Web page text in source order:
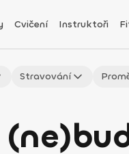
Cvičení Instruktoři
Stravování